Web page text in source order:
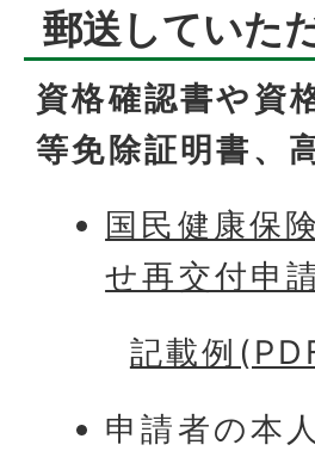
郵送していた
資格確認書や資
等免除証明書、
国民健康保
せ再交付申
記載例
申請者の本